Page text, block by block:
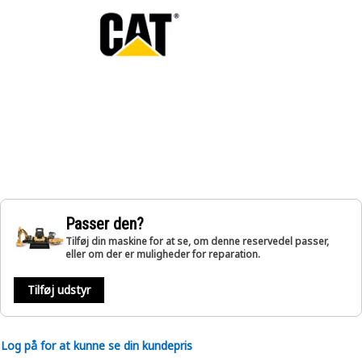
Passer den?
Tilføj din maskine for at se, om denne reservedel passer,
eller om der er muligheder for reparation.
Tilføj udstyr
Log på for at kunne se din kundepris